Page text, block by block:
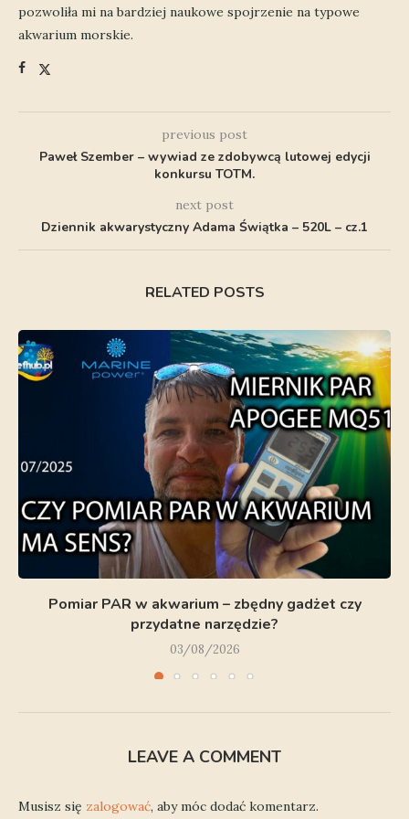
pozwoliła mi na bardziej naukowe spojrzenie na typowe
akwarium morskie.
previous post
Paweł Szember – wywiad ze zdobywcą lutowej edycji
konkursu TOTM.
next post
Dziennik akwarystyczny Adama Świątka – 520L – cz.1
RELATED POSTS
Pomiar PAR w akwarium – zbędny gadżet czy
przydatne narzędzie?
03/08/2026
LEAVE A COMMENT
Musisz się zalogować, aby móc dodać komentarz.